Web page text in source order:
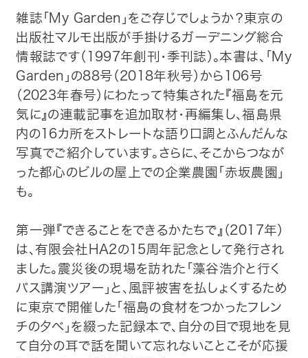
企業情報
雑誌「My Garden」をご存じでしょうか？東京の
出版社マルモ出版が手掛けるガーデニング総合
情報誌です（1997年創刊・季刊誌）。本書は、「My
Garden」の88号（2018年秋号）から106号
（2023年春号）にわたって特集された『福島を元
気に』の連載記事を追加取材・再編集し、福島県
内の16カ所をストレートな語り口調とふんだんな
写真でご紹介しています。さらに、そこからつなが
った都心のビルの屋上での企業農園「赤坂農園」
も。
第一弾『できることをできるかたちで』（2017年）
は、有限会社HA2の15周年記念として発行され
ました。震災後の現場を訪れた「藻谷浩介と行く
バス講演ツアー」と、風評被害を払しょくするため
に東京で開催した「福島の食材をつかったフレン
チの夕べ」を綴った記録本で、自分の目で現地を見
て自分の耳で話を聞いて忘れないことこそが応援